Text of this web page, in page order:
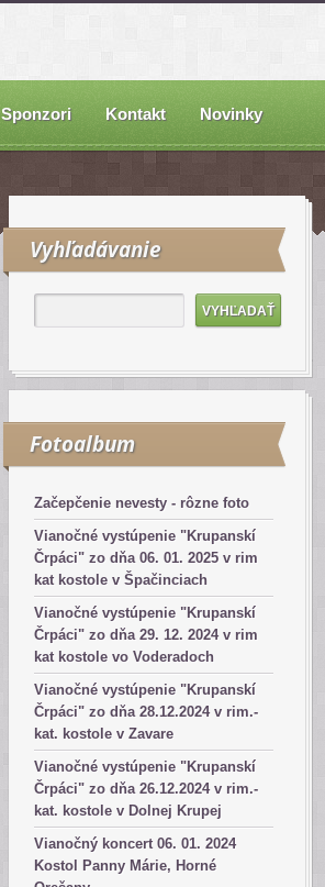
Sponzori Kontakt Novinky
Vyhľadávanie
Fotoalbum
Začepčenie nevesty - rôzne foto
Vianočné vystúpenie "Krupanskí
Črpáci" zo dňa 06. 01. 2025 v rim
kat kostole v Špačinciach
Vianočné vystúpenie "Krupanskí
Črpáci" zo dňa 29. 12. 2024 v rim
kat kostole vo Voderadoch
Vianočné vystúpenie "Krupanskí
Črpáci" zo dňa 28.12.2024 v rim.-
kat. kostole v Zavare
Vianočné vystúpenie "Krupanskí
Črpáci" zo dňa 26.12.2024 v rim.-
kat. kostole v Dolnej Krupej
Vianočný koncert 06. 01. 2024
Kostol Panny Márie, Horné